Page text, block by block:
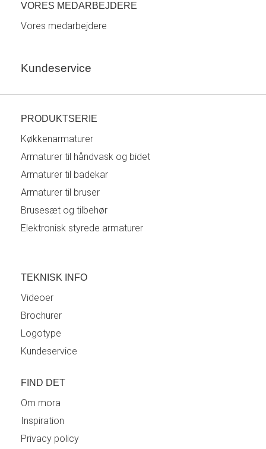
VORES MEDARBEJDERE
Vores medarbejdere
Kundeservice
PRODUKTSERIE
Køkkenarmaturer
Armaturer til håndvask og bidet
Armaturer til badekar
Armaturer til bruser
Brusesæt og tilbehør
Elektronisk styrede armaturer
TEKNISK INFO
Videoer
Brochurer
Logotype
Kundeservice
FIND DET
Om mora
Inspiration
Privacy policy